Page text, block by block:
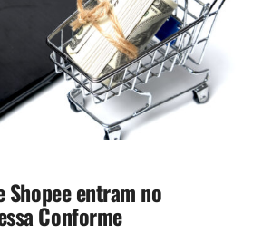
Shopee entram no
Conforme